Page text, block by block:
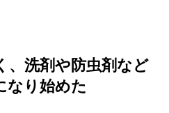
、洗剤や防虫剤など
なり始めた